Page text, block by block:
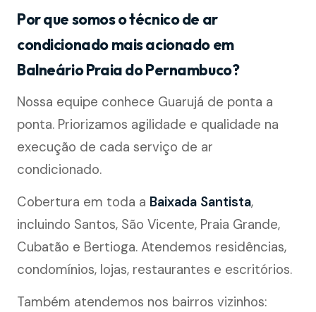
Por que somos o técnico de ar
condicionado mais acionado em
Balneário Praia do Pernambuco?
Nossa equipe conhece Guarujá de ponta a
ponta. Priorizamos agilidade e qualidade na
execução de cada serviço de ar
condicionado.
Cobertura em toda a Baixada Santista,
incluindo Santos, São Vicente, Praia Grande,
Cubatão e Bertioga. Atendemos residências,
condomínios, lojas, restaurantes e escritórios.
Também atendemos nos bairros vizinhos: